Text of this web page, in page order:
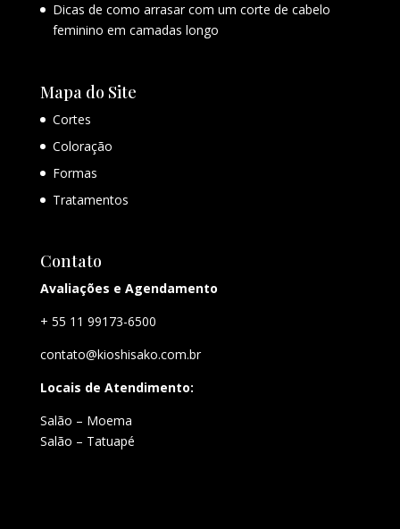
Dicas de como arrasar com um corte de cabelo
feminino em camadas longo
Mapa do Site
Cortes
Coloração
Formas
Tratamentos
Contato
Avaliações e Agendamento
+ 55 11 99173-6500
contato@kioshisako.com.br
Locais de Atendimento:
Salão – Moema
Salão – Tatuapé